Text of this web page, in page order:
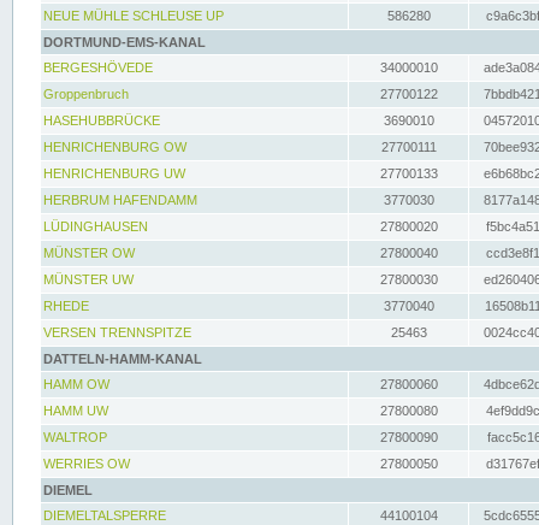
NEUE MÜHLE SCHLEUSE UP
586280
DORTMUND-EMS-KANAL
BERGESHÖVEDE
34000010
Groppenbruch
27700122
HASEHUBBRÜCKE
3690010
HENRICHENBURG OW
27700111
HENRICHENBURG UW
27700133
HERBRUM HAFENDAMM
3770030
LÜDINGHAUSEN
27800020
MÜNSTER OW
27800040
MÜNSTER UW
27800030
RHEDE
3770040
VERSEN TRENNSPITZE
25463
DATTELN-HAMM-KANAL
HAMM OW
27800060
HAMM UW
27800080
WALTROP
27800090
WERRIES OW
27800050
DIEMEL
DIEMELTALSPERRE
44100104